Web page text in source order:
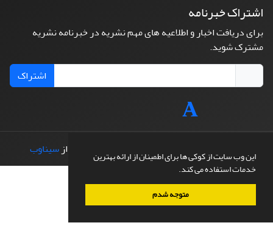
این وب سایت از کوکی ها برای اطمینان از ارائه بهترین
خدمات استفاده می کند.
متوجه شدم
اشتراک خبرنامه
برای دریافت اخبار و اطلاعیه های مهم نشریه در خبرنامه نشریه
مشترک شوید.
اشتراک
© سامانه مدیریت نشریات علمی. طراحی و پیاده سازی ازسیناوب